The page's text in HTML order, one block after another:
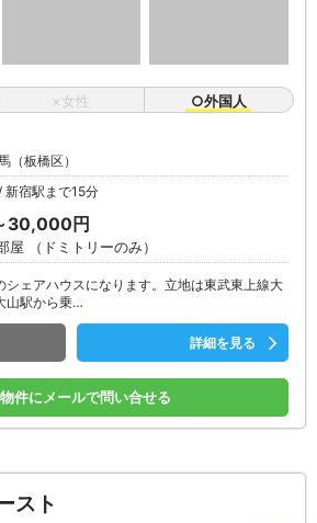
×女性 ○外国人
（板橋区）
新宿駅まで15分
30,000円
屋 （ドミトリーのみ）
シェアハウスになります。立地は東武東上線大
山駅から乗…
詳細を見る
件にメールで問い合せる
スト